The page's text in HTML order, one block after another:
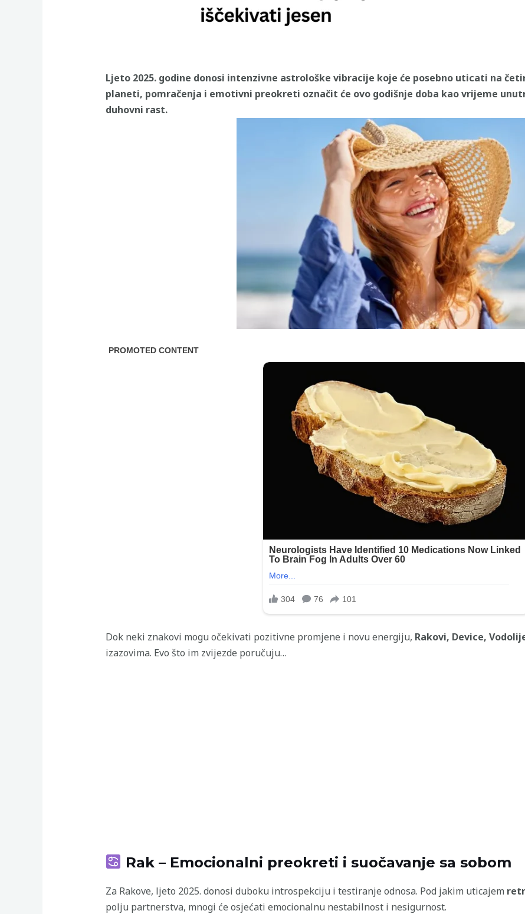
Ljeto 2025. godine donosi intenzivne astrološke vibracije koje će posebno uticati na
planeti, pomračenja i emotivni preokreti označit će ovo godišnje doba kao vrijeme
duhovni rast.
Dok neki znakovi mogu očekivati pozitivne promjene i novu energiju, Rakovi, Device,
izazovima. Evo što im zvijezde poručuju…
Rak – Emocionalni preokreti i suočavanje sa sobom
Za Rakove, ljeto 2025. donosi duboku introspekciju i testiranje odnosa. Pod jakim uticajem
polju partnerstva, mnogi će osjećati emocionalnu nestabilnost i nesigurnost.